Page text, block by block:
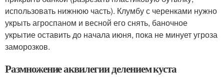
использовать нижнюю часть). Клумбу с черенками нужно
укрыть агроспаном и весной его снять, баночное
укрытие оставить до начала июня, пока не минует угроза
заморозков.
Размножение аквилегии делением куста